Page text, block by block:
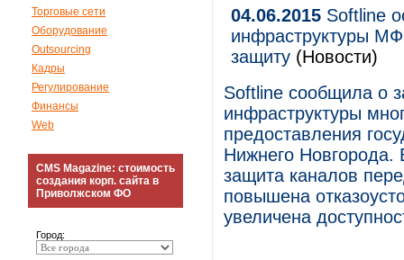
Торговые сети
Оборудование
Outsourcing
Кадры
Регулирование
Финансы
Web
CMS Magazine: стоимость
создания корп. сайта в
Приволжском ФО
Город:
04.06.2015 Softline
инфраструктуры
защиту (Новости)
Softline сообщила о
инфраструктуры
предоставления
Нижнего Новгорода.
защита каналов
повышена
увеличена